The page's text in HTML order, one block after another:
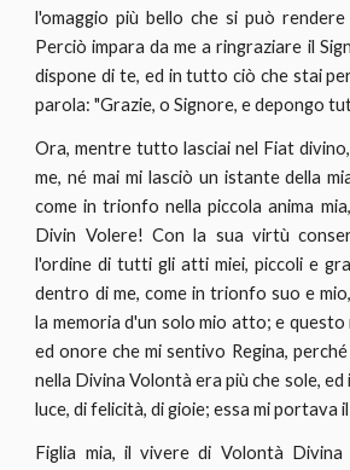
l'omaggio più bello che si può
Perciò impara da me a ringraziare il
dispone di te, ed in tutto ciò che stai
parola: "Grazie, o Signore, e depongo
Ora, mentre tutto lasciai nel Fiat
me, né mai mi lasciò un istante della
come in trionfo nella piccola anima
Divin Volere! Con la sua virtù
l'ordine di tutti gli atti miei, piccoli e
dentro di me, come in trionfo suo e
la memoria d'un solo mio atto; e
ed onore che mi sentivo Regina,
nella Divina Volontà era più che sole,
luce, di felicità, di gioie; essa mi portava
Figlia mia, il vivere di Volontà Divina